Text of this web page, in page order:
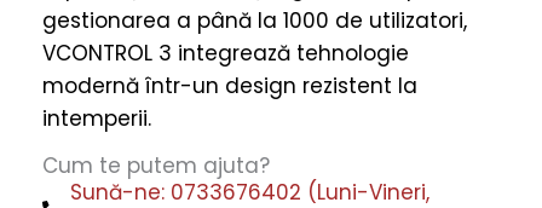
Pin/Card,
Wiegand
quantity
gestionarea a până la 1000 de utilizatori,
VCONTROL 3 integrează tehnologie
modernă într-un design rezistent la
intemperii.
Cum te putem ajuta?
Sună-ne: 0733676402 (Luni-Vineri,